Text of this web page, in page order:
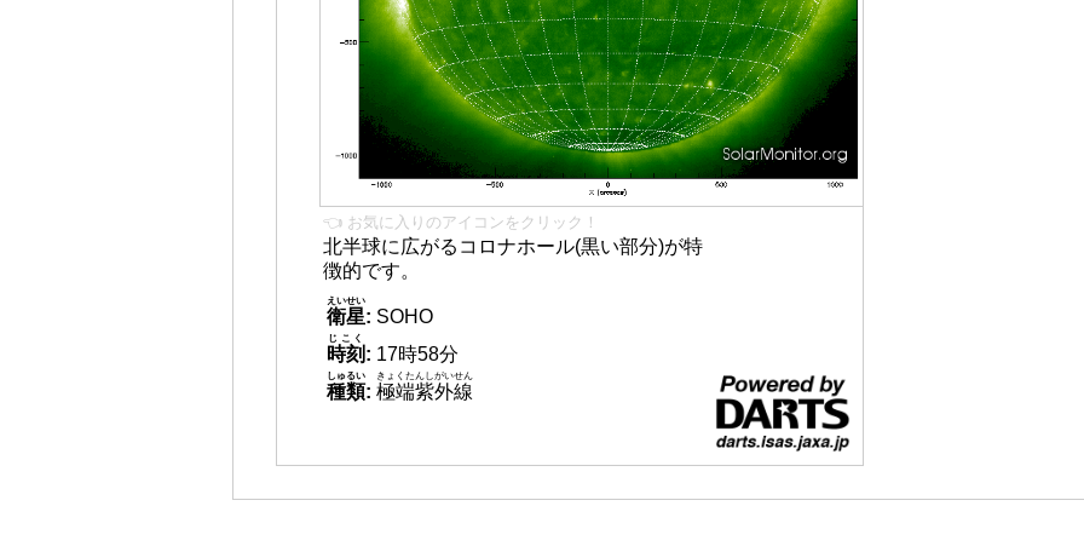
👈 お気に入りのアイコンをクリック！
北半球に広がるコロナホール(黒い部分)が特
徴的です。
衛星
えいせい
: SOHO
時刻
じこく
: 17時58分
種類
しゅるい
: 極端紫外線
きょくたんしがいせん